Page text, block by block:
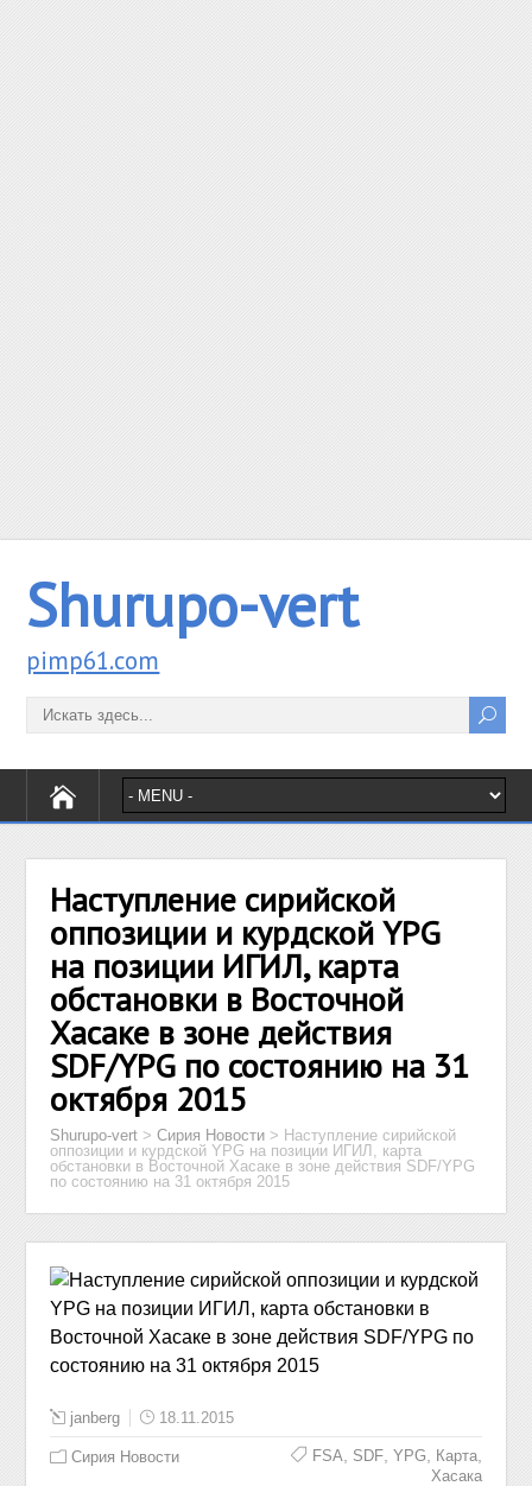
Shurupo-vert
pimp61.com
Наступление сирийской
оппозиции и курдской YPG
на позиции ИГИЛ, карта
обстановки в Восточной
Хасаке в зоне действия
SDF/YPG по состоянию на 31
октября 2015
Shurupo-vert >Сирия Новости > Наступление сирийской
оппозиции и курдской YPG на позиции ИГИЛ, карта
обстановки в Восточной Хасаке в зоне действия SDF/YPG
по состоянию на 31 октября 2015
janberg 18.11.2015
Сирия Новости FSA SDF, YPG Карта,
Хасака